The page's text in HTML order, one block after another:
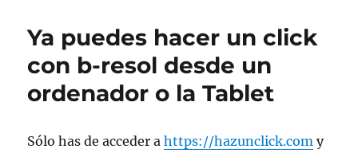
Ya puedes hacer un click
con b-resol desde un
ordenador o la Tablet
Sólo has de acceder ahttps://hazunclick.com y